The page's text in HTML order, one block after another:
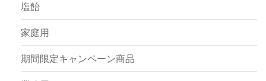
塩飴
家庭用
期間限定キャンペーン商品